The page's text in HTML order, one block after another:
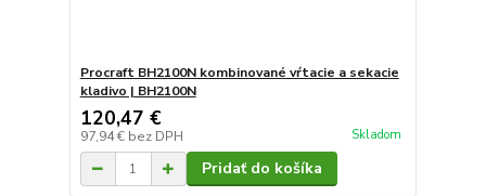
Procraft BH2100N kombinované vŕtacie a sekacie
kladivo | BH2100N
120,47 €
97,94 € bez DPH Skladom
Pridať do košíka